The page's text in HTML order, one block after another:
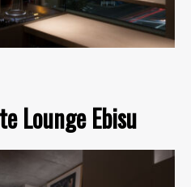
Lounge Ebisu